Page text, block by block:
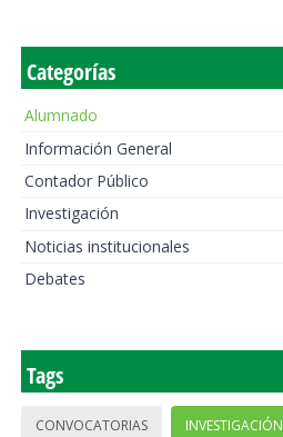
Categorías
Alumnado
Información General
Contador Público
Investigación
Noticias institucionales
Debates
Tags
CONVOCATORIAS INVESTIGACIÓN